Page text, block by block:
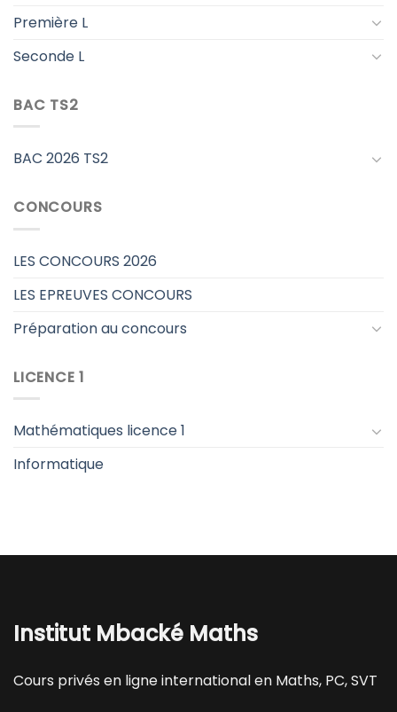
Première L
Seconde L
BAC TS2
BAC 2026 TS2
CONCOURS
LES CONCOURS 2026
LES EPREUVES CONCOURS
Préparation au concours
LICENCE 1
Mathématiques licence 1
Informatique
Institut Mbacké Maths
Cours privés en ligne international en Maths, PC, SVT